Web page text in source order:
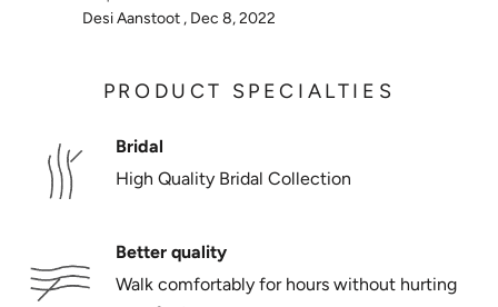
Desi Aanstoot , Dec 8, 2022
PRODUCT SPECIALTIES
Bridal
High Quality Bridal Collection
Better quality
Walk comfortably for hours without hurting